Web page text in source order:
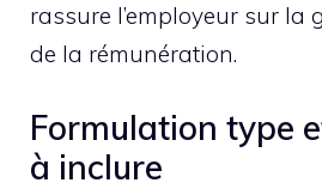
rassure l’employeur sur la
de la rémunération.
Formulation type
à inclure